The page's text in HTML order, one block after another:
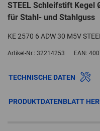
STEEL Schleifstift
für Stahl- und Stahlguss
KE 2570 6 ADW 30 M5V STEEL
Artikel-Nr.: 32214253 EAN:
TECHNISCHE DATEN
PRODUKTDATENBLATT